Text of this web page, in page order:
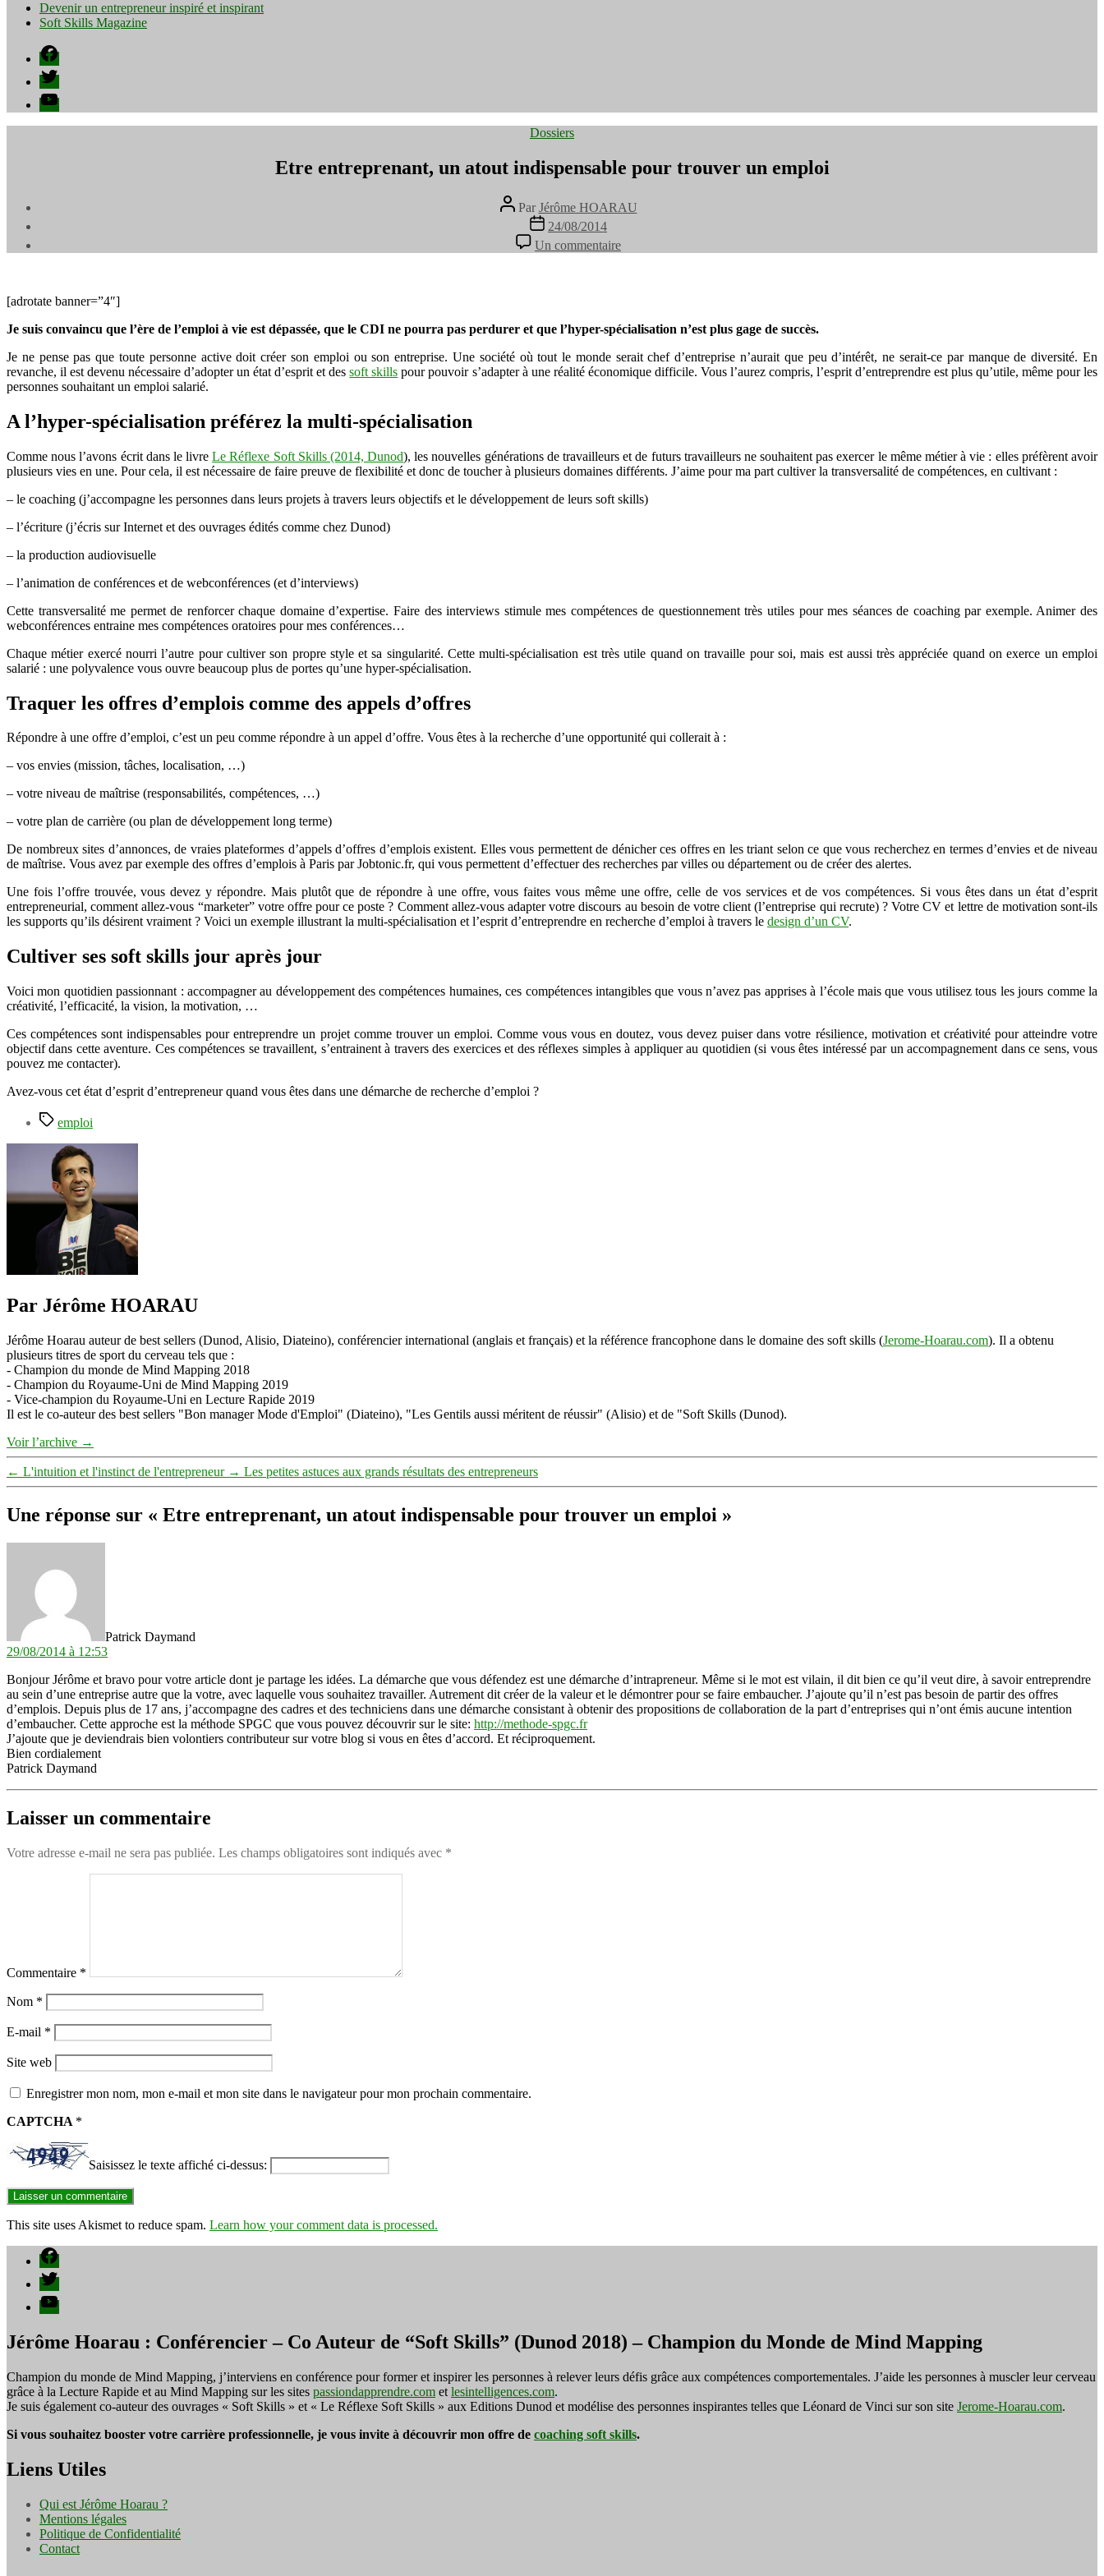
Devenir un entrepreneur inspiré et inspirant
Soft Skills Magazine
Facebook
Twitter
YouTube
Catégories
Dossiers
Etre entreprenant, un atout indispensable pour trouver un emploi
Auteur
de
l’article
Par Jérôme HOARAU
Date
de
l’article
24/08/2014
Un commentaire
Etre
pour
un
emploi
[adrotate banner=”4″]
Je suis convaincu que l’ère de l’emploi à vie est dépassée, que le CDI ne pourra pas perdurer et que l’hyper-spécialisation n’est plus gage de succès.
Je ne pense pas que toute personne active doit créer son emploi ou son entreprise. Une société où tout le monde serait chef d’entreprise n’aurait que peu d’intérêt, ne serait-ce par manque de diversité. En
revanche, il est devenu nécessaire d’adopter un état d’esprit et dessoft skills pour pouvoir s’adapter à une réalité économique difficile. Vous l’aurez compris, l’esprit d’entreprendre est plus qu’utile, même pour les
personnes souhaitant un emploi salarié.
A l’hyper-spécialisation préférez la multi-spécialisation
Comme nous l’avons écrit dans le livreLe Réflexe Soft Skills (2014, Dunod), les nouvelles générations de travailleurs et de futurs travailleurs ne souhaitent pas exercer le même métier à vie : elles préfèrent avoir
plusieurs vies en une. Pour cela, il est nécessaire de faire preuve de flexibilité et donc de toucher à plusieurs domaines différents. J’aime pour ma part cultiver la transversalité de compétences, en cultivant :
– le coaching (j’accompagne les personnes dans leurs projets à travers leurs objectifs et le développement de leurs soft skills)
– l’écriture (j’écris sur Internet et des ouvrages édités comme chez Dunod)
– la production audiovisuelle
– l’animation de conférences et de webconférences (et d’interviews)
Cette transversalité me permet de renforcer chaque domaine d’expertise. Faire des interviews stimule mes compétences de questionnement très utiles pour mes séances de coaching par exemple. Animer des
webconférences entraine mes compétences oratoires pour mes conférences…
Chaque métier exercé nourri l’autre pour cultiver son propre style et sa singularité. Cette multi-spécialisation est très utile quand on travaille pour soi, mais est aussi très appréciée quand on exerce un emploi
salarié : une polyvalence vous ouvre beaucoup plus de portes qu’une hyper-spécialisation.
Traquer les offres d’emplois comme des appels d’offres
Répondre à une offre d’emploi, c’est un peu comme répondre à un appel d’offre. Vous êtes à la recherche d’une opportunité qui collerait à :
– vos envies (mission, tâches, localisation, …)
– votre niveau de maîtrise (responsabilités, compétences, …)
– votre plan de carrière (ou plan de développement long terme)
De nombreux sites d’annonces, de vraies plateformes d’appels d’offres d’emplois existent. Elles vous permettent de dénicher ces offres en les triant selon ce que vous recherchez en termes d’envies et de niveau
de maîtrise. Vous avez par exemple des offres d’emplois à Paris par Jobtonic.fr, qui vous permettent d’effectuer des recherches par villes ou département ou de créer des alertes.
Une fois l’offre trouvée, vous devez y répondre. Mais plutôt que de répondre à une offre, vous faites vous même une offre, celle de vos services et de vos compétences. Si vous êtes dans un état d’esprit
entrepreneurial, comment allez-vous “marketer” votre offre pour ce poste ? Comment allez-vous adapter votre discours au besoin de votre client (l’entreprise qui recrute) ? Votre CV et lettre de motivation sont-ils
les supports qu’ils désirent vraiment ? Voici un exemple illustrant la multi-spécialisation et l’esprit d’entreprendre en recherche d’emploi à travers le design d’un CV.
Cultiver ses soft skills jour après jour
Voici mon quotidien passionnant : accompagner au développement des compétences humaines, ces compétences intangibles que vous n’avez pas apprises à l’école mais que vous utilisez tous les jours comme la
créativité, l’efficacité, la vision, la motivation, …
Ces compétences sont indispensables pour entreprendre un projet comme trouver un emploi. Comme vous vous en doutez, vous devez puiser dans votre résilience, motivation et créativité pour atteindre votre
objectif dans cette aventure. Ces compétences se travaillent, s’entrainent à travers des exercices et des réflexes simples à appliquer au quotidien (si vous êtes intéressé par un accompagnement dans ce sens, vous
pouvez me contacter).
Avez-vous cet état d’esprit d’entrepreneur quand vous êtes dans une démarche de recherche d’emploi ?
Étiquettes
emploi
Par Jérôme HOARAU
Jérôme Hoarau auteur de best sellers (Dunod, Alisio, Diateino), conférencier international (anglais et français) et la référence francophone dans le domaine des soft skills (Jerome-Hoarau.com). Il a obtenu
plusieurs titres de sport du cerveau tels que :
- Champion du monde de Mind Mapping 2018
- Champion du Royaume-Uni de Mind Mapping 2019
- Vice-champion du Royaume-Uni en Lecture Rapide 2019
Il est le co-auteur des best sellers "Bon manager Mode d'Emploi" (Diateino), "Les Gentils aussi méritent de réussir" (Alisio) et de "Soft Skills (Dunod).
Voir l’archive →
← L'intuition et l'instinct de l'entrepreneur → Les petites astuces aux grands résultats des entrepreneurs
Une réponse sur « Etre entreprenant, un atout indispensable pour trouver un emploi »
Patrick Daymand
29/08/2014 à 12:53
Bonjour Jérôme et bravo pour votre article dont je partage les idées. La démarche que vous défendez est une démarche d’intrapreneur. Même si le mot est vilain, il dit bien ce qu’il veut dire, à savoir entreprendre
au sein d’une entreprise autre que la votre, avec laquelle vous souhaitez travailler. Autrement dit créer de la valeur et le démontrer pour se faire embaucher. J’ajoute qu’il n’est pas besoin de partir des offres
d’emplois. Depuis plus de 17 ans, j’accompagne des cadres et des techniciens dans une démarche consistant à obtenir des propositions de collaboration de la part d’entreprises qui n’ont émis aucune intention
d’embaucher. Cette approche est la méthode SPGC que vous pouvez découvrir sur le site: http://methode-spgc.fr
J’ajoute que je deviendrais bien volontiers contributeur sur votre blog si vous en êtes d’accord. Et réciproquement.
Bien cordialement
Patrick Daymand
Laisser un commentaire
Votre adresse e-mail ne sera pas publiée. Les champs obligatoires sont indiqués avec *
Commentaire *
Nom *
E-mail *
Site web
Enregistrer mon nom, mon e-mail et mon site dans le navigateur pour mon prochain commentaire.
CAPTCHA *
Saisissez le texte affiché ci-dessus:
This site uses Akismet to reduce spam. Learn how your comment data is processed.
Facebook
Twitter
YouTube
Jérôme Hoarau : Conférencier – Co Auteur de “Soft Skills” (Dunod 2018) – Champion du Monde de Mind Mapping
Champion du monde de Mind Mapping, j’interviens en conférence pour former et inspirer les personnes à relever leurs défis grâce aux compétences comportementales. J’aide les personnes à muscler leur cerveau
grâce à la Lecture Rapide et au Mind Mapping sur les sites passiondapprendre.com et lesintelligences.com.
Je suis également co-auteur des ouvrages « Soft Skills » et « Le Réflexe Soft Skills » aux Editions Dunod et modélise des personnes inspirantes telles que Léonard de Vinci sur son site Jerome-Hoarau.com.
Si vous souhaitez booster votre carrière professionnelle, je vous invite à découvrir mon offre de coaching soft skills.
Liens Utiles
Qui est Jérôme Hoarau ?
Mentions légales
Politique de Confidentialité
Contact